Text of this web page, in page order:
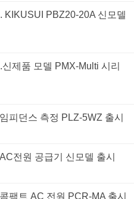
KIKUSUI PBZ20-20A 신모델
제품 모델 PMX-Multi 시리
피던스 측정 PLZ-5WZ 출시
전원 공급기 신모델 출시
팩트 AC 전원 PCR-MA 출시